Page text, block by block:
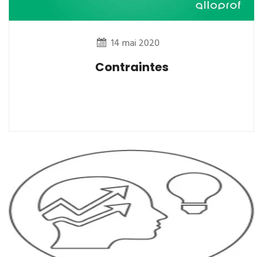
14 mai 2020
Contraintes